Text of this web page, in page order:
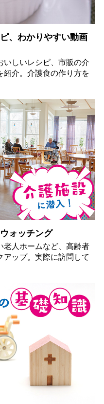
、わかりやすい動画
いしいレシピ、市販の介
紹介。介護食の作り方を
ォッチング
老人ホームなど、高齢者
アップ。実際に訪問して